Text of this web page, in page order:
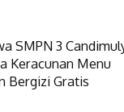
SMPN 3
Keracunan Menu
Bergizi Gratis